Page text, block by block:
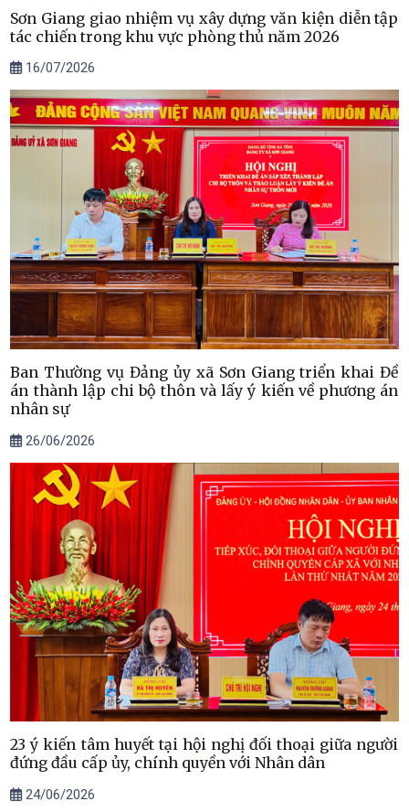
Sơn Giang giao nhiệm vụ xây dựng văn kiện diễn tập
tác chiến trong khu vực phòng thủ năm 2026
16/07/2026
Ban Thường vụ Đảng ủy xã Sơn Giang triển khai Đề
án thành lập chi bộ thôn và lấy ý kiến về phương án
nhân sự
26/06/2026
23 ý kiến tâm huyết tại hội nghị đối thoại giữa người
đứng đầu cấp ủy, chính quyền với Nhân dân
24/06/2026